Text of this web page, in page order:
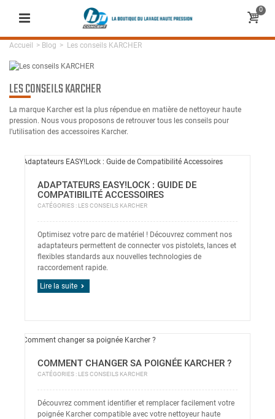
0
Accueil > Blog > Les conseils KARCHER
LES CONSEILS KARCHER
La marque Karcher est la plus répendue en matière de nettoyeur haute
pression. Nous vous proposons de retrouver tous les conseils pour
l’utilisation des accessoires Karcher.
ADAPTATEURS EASY!LOCK : GUIDE DE
COMPATIBILITÉ ACCESSOIRES
CATÉGORIES : LES CONSEILS KARCHER
Optimisez votre parc de matériel ! Découvrez comment nos
adaptateurs permettent de connecter vos pistolets, lances et
flexibles standards aux nouvelles technologies de
raccordement rapide.
Lire la suite
COMMENT CHANGER SA POIGNÉE KARCHER ?
CATÉGORIES : LES CONSEILS KARCHER
Découvrez comment identifier et remplacer facilement votre
poignée Karcher compatible avec votre nettoyeur haute